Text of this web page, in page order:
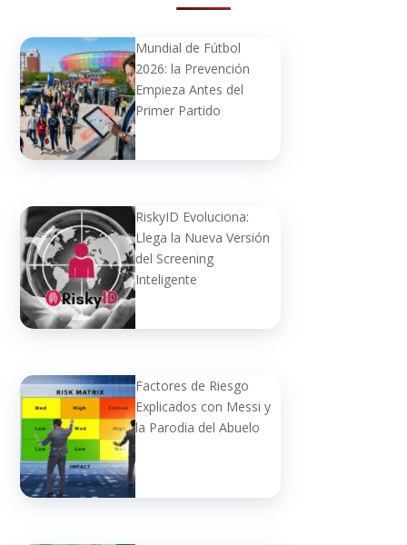
Mundial de Fútbol
2026: la Prevención
Empieza Antes del
Primer Partido
RiskyID Evoluciona:
Llega la Nueva Versión
del Screening
Inteligente
Factores de Riesgo
Explicados con Messi y
la Parodia del Abuelo